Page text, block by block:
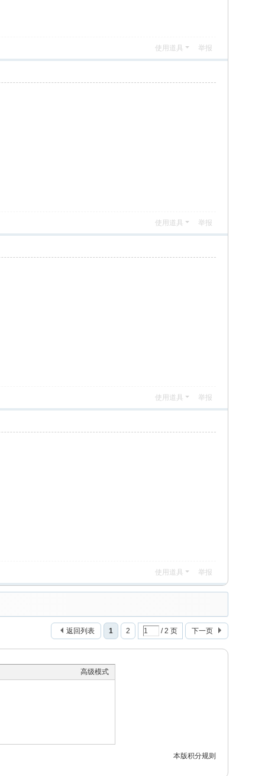
使用道具 举报
使用道具 举报
使用道具 举报
使用道具 举报
1 2 / 2 页 下一页
返回列表
高级模式
本版积分规则